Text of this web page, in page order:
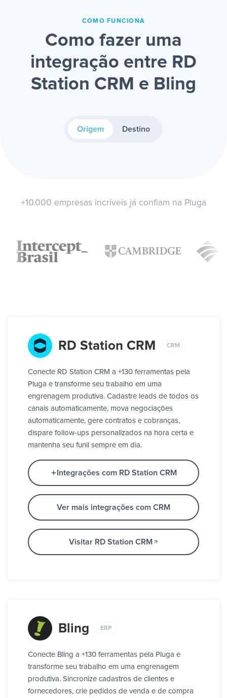
COMO FUNCIONA
Como fazer uma
integração entre RD
Station CRM e Bling
Origem Destino
+10.000 empresas incríveis já confiam na Pluga
RD Station CRM CRM
Conecte RD Station CRM a +130 ferramentas pela
Pluga e transforme seu trabalho em uma
engrenagem produtiva. Cadastre leads de todos os
canais automaticamente, mova negociações
automaticamente, gere contratos e cobranças,
dispare follow-ups personalizados na hora certa e
mantenha seu funil sempre em dia.
Integrações com RD Station CRM
Ver mais integrações com CRM
Visitar RD Station CRM
Bling ERP
Conecte Bling a +130 ferramentas pela Pluga e
transforme seu trabalho em uma engrenagem
produtiva. Sincronize cadastros de clientes e
fornecedores, crie pedidos de venda e de compra